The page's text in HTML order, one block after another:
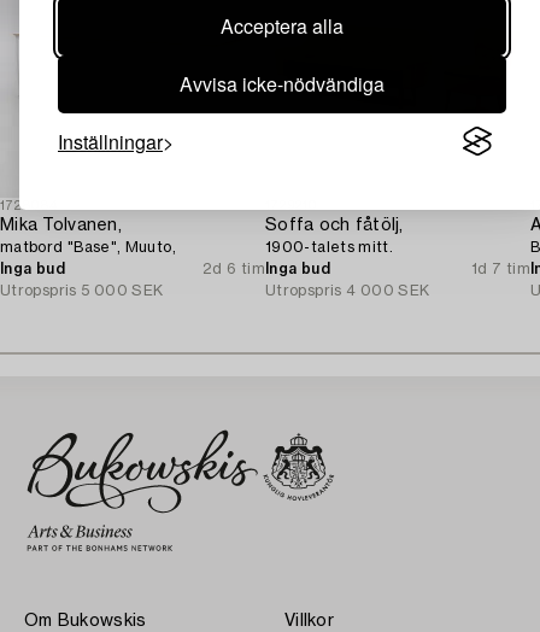
Acceptera alla
Avvisa icke-nödvändiga
Inställningar
1728084
Mika Tolvanen,
matbord "Base", Muuto,
Inga bud
2d 6 tim
Utropspris 5 000 SEK
Soffa och fåtölj,
1900-talets mitt.
Inga bud
1d 7 tim
Utropspris 4 000 SEK
Om Bukowskis Villkor